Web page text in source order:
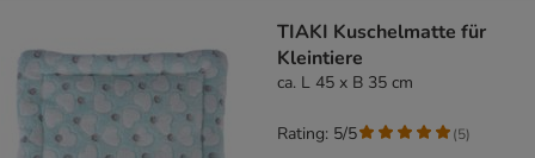
TIAKI Kuschelmatte für
Kleintiere
ca. L 45 x B 35 cm
Rating: 5/5 (5)